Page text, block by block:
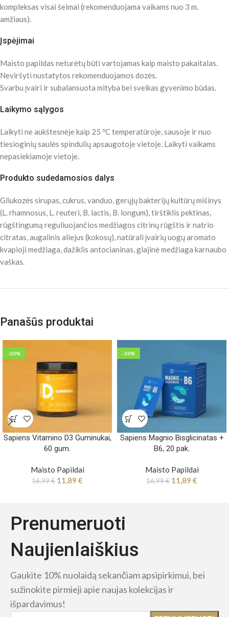
kompleksas visai šeimai (rekomenduojama vaikams nuo 3 m.
amžiaus).
Įspėjimai
Maisto papildas neturėtų būti vartojamas kaip maisto pakaitalas.
Neviršyti nustatytos rekomenduojamos dozės.
Svarbu įvairi ir subalansuota mityba bei sveikas gyvenimo būdas.
Laikymo sąlygos
Laikyti ne aukštesnėje kaip 25 ºC temperatūroje, sausoje ir nuo
tiesioginių saulės spindulių apsaugotoje vietoje. Laikyti vaikams
nepasiekiamoje vietoje.
Produkto sudedamosios dalys
Gliukozės sirupas, cukrus, vanduo, gerųjų bakterijų kultūrų mišinys
(L. rhamnosus, L. reuteri, B. lactis, B. longum), tirštiklis pektinas,
rūgštingumą reguliuojančios medžiagos citrinų rūgštis ir natrio
citratas, augalinis aliejus (kokosų), natūrali įvairių uogų aromato
kvapioji medžiaga, dažiklis antocianinas, glajinė medžiaga karnaubo
vaškas.
Panašūs produktai
-30%
Sapiens Vitamino D3 Guminukai,
60 gum.
Maisto Papildai
16,99€ 11,89 €
-30%
Sapiens Magnio Bisglicinatas +
B6, 20 pak.
Maisto Papildai
16,99€ 11,89 €
Prenumeruoti
Naujienlaiškius
Gaukite 10% nuolaidą sekančiam apsipirkimui, bei
sužinokite pirmieji apie naujas kolekcijas ir
išpardavimus!